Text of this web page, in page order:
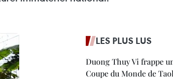
LES PLUS LUS
Duong Thuy Vi frappe
Coupe du Monde de